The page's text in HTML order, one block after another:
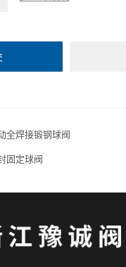
全焊接锻钢球阀
固定球阀